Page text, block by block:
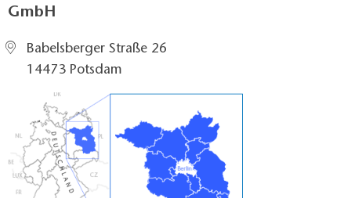
GmbH
Babelsberger Straße 26
14473 Potsdam